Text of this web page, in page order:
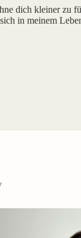
dich kleiner zu
in meinem